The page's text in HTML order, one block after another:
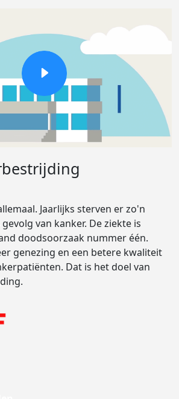
Jaarlijks sterven er zo'n
van kanker. De ziekte is
doodsoorzaak nummer één.
genezing en een betere kwaliteit
Dat is het doel van